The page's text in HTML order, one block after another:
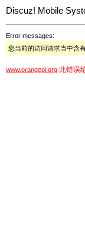
Discuz! Mobile
Error messages:
您当前的访问请求当中含
www.orangepi.org 此错误